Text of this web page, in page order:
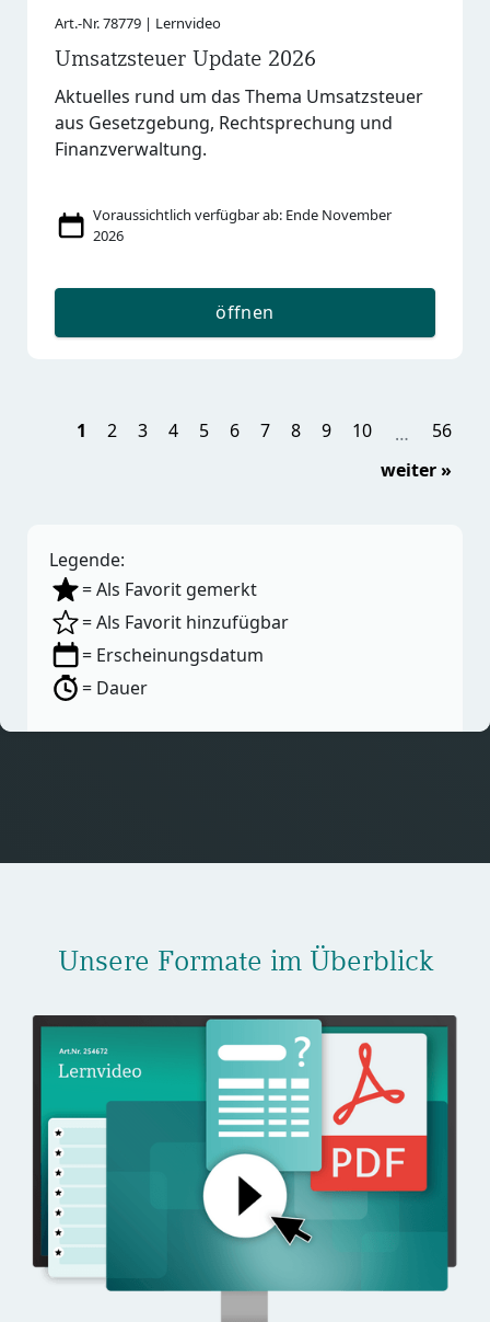
Art.-Nr. 78779 | Lernvideo
Umsatzsteuer Update 2026
Aktuelles rund um das Thema Umsatzsteuer
aus Gesetzgebung, Rechtsprechung und
Finanzverwaltung.
Voraussichtlich verfügbar ab: Ende November
2026
öffnen
1 Seite 1
2 Seite 2
3Seite 3
4Seite 4
5Seite 5
6Seite 6
7Seite 7
8Seite 8
9Seite 9
10Seite 10
… 56
»
Legende:
= Als Favorit gemerkt
= Als Favorit hinzufügbar
= Erscheinungsdatum
= Dauer
Unsere Formate im Überblick